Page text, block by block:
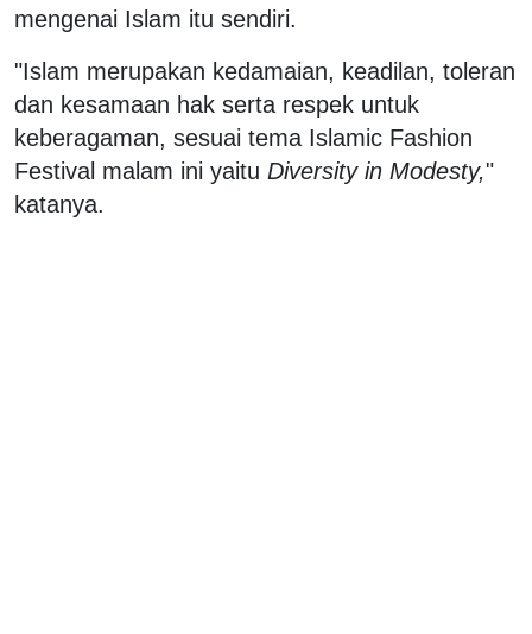
mengenai Islam itu sendiri.
"Islam merupakan kedamaian, keadilan, toleran
dan kesamaan hak serta respek untuk
keberagaman, sesuai tema Islamic Fashion
Festival malam ini yaitu Diversity in Modesty,"
katanya.